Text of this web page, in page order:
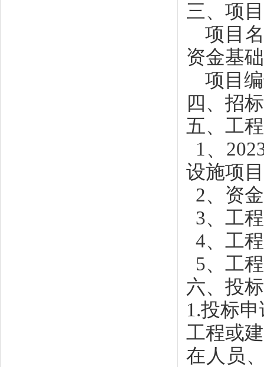
三、项
项目
资金基
项目
四、招
五、工
1、
设施项
2、资
3、工
4、工
5、工
六、投
1.投标
工程或
在人员